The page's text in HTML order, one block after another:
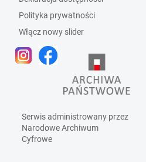
Polityka prywatności
Włącz nowy slider
Serwis administrowany przez
Narodowe Archiwum
Cyfrowe